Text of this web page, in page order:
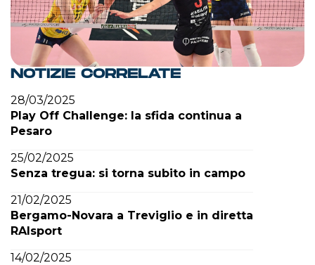
NOTIZIE CORRELATE
28/03/2025
Play Off Challenge: la sfida continua a
Pesaro
25/02/2025
Senza tregua: si torna subito in campo
21/02/2025
Bergamo-Novara a Treviglio e in diretta
RAIsport
14/02/2025